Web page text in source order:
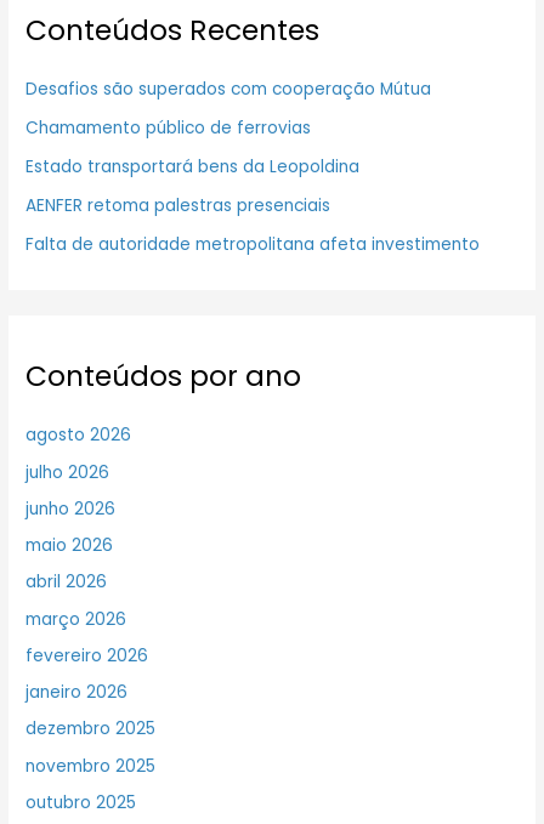
Conteúdos Recentes
Desafios são superados com cooperação Mútua
Chamamento público de ferrovias
Estado transportará bens da Leopoldina
AENFER retoma palestras presenciais
Falta de autoridade metropolitana afeta investimento
Conteúdos por ano
agosto 2026
julho 2026
junho 2026
maio 2026
abril 2026
março 2026
fevereiro 2026
janeiro 2026
dezembro 2025
novembro 2025
outubro 2025